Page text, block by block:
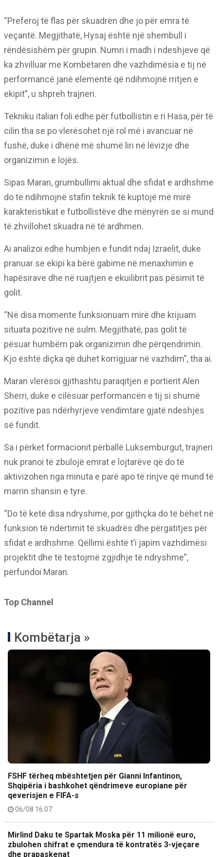
“Preferoj të flas për skuadrën dhe jo për emra të
veçantë. Megjithatë, Hysaj është një shembull i
rëndësishëm për grupin. Numri i madh i ndeshjeve që
ka zhvilluar me Kombëtaren dhe vazhdimësia e tij në
performancë janë elementë që ndihmojnë rritjen e
ekipit”, u shpreh trajneri.
Tekniku italian foli edhe për futbollistin e ri Hasa, për të
cilin tha se po vlerësohet një rol më i avancuar në
fushë, duke i dhënë më shumë liri në lëvizje dhe
organizimin e lojës.
Sipas Maran, grumbullimi aktual dhe sfidat e ardhshme
do të ndihmojnë stafin teknik të kuptojë më mirë
karakteristikat e futbollistëve dhe mënyrën se si mund
të zhvillohet skuadra në të ardhmen.
Ai analizoi edhe humbjen e fundit ndaj Izraelit, duke
pranuar se ekipi ka bërë gabime në menaxhimin e
hapësirave dhe në ruajtjen e ekuilibrit pas pësimit të
golit.
“Në disa momente funksionuam mirë dhe krijuam
situata pozitive në sulm. Megjithatë, pas golit të
pësuar humbëm pak organizimin dhe përqendrimin.
Kjo është diçka që duhet korrigjuar në vazhdim”, tha ai.
Maran vlerësoi gjithashtu paraqitjen e portierit Alen
Sherri, duke e cilësuar performancën e tij si shumë
pozitive pas ndërhyrjeve vendimtare gjatë ndeshjes
së fundit.
Sa i përket formacionit përballë Luksemburgut, trajneri
nuk pranoi të zbulojë emrat e lojtarëve që do të
aktivizohen nga minuta e parë apo të rinjve që mund të
marrin shansin e tyre.
“Do të ketë disa ndryshime, por gjithçka do të bëhet në
funksion të ndërtimit të skuadrës dhe përgatitjes për
sfidat e ardhshme. Qëllimi është t’i japim vazhdimësi
projektit dhe të testojmë zgjidhje të ndryshme”,
përfundoi Maran.
Top Channel
Kombëtarja »
FSHF tërheq mbështetjen për Gianni Infantinon,
Shqipëria i bashkohet qëndrimeve europiane për
qeverisjen e FIFA-s
06/08 16:07
Mirlind Daku te Spartak Moska për 11 milionë euro,
zbulohen shifrat e çmendura të kontratës 3-vjeçare
dhe prapaskenat